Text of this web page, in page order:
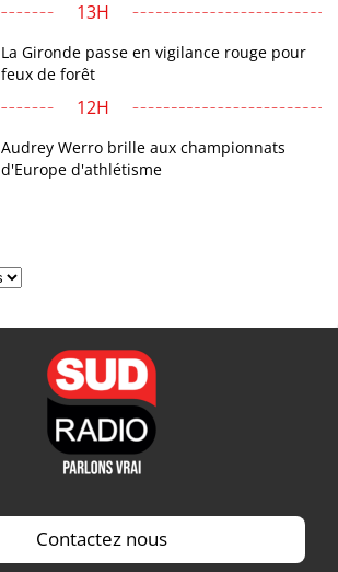
13H
La Gironde passe en vigilance rouge pour
feux de forêt
12H
Audrey Werro brille aux championnats
d'Europe d'athlétisme
Contactez nous